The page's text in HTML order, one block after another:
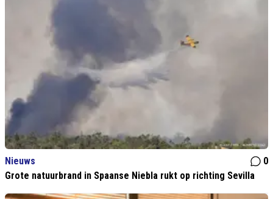
Nieuws
0
Grote natuurbrand in Spaanse Niebla rukt op richting Sevilla